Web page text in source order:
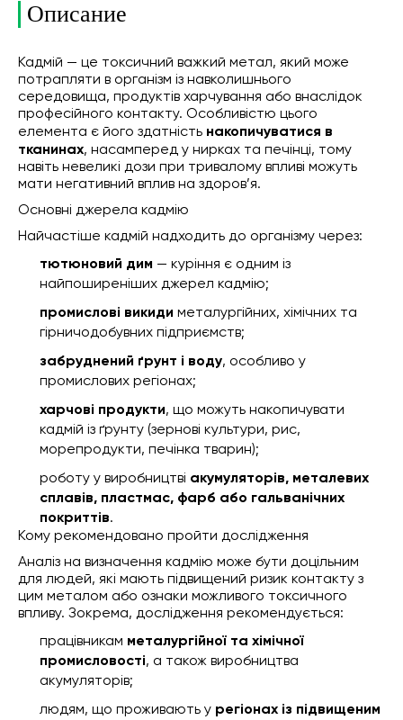
Описание
Кадмій — це токсичний важкий метал, який може
потрапляти в організм із навколишнього
середовища, продуктів харчування або внаслідок
професійного контакту. Особливістю цього
елемента є його здатність накопичуватися в
тканинах, насамперед у нирках та печінці, тому
навіть невеликі дози при тривалому впливі можуть
мати негативний вплив на здоров’я.
Основні джерела кадмію
Найчастіше кадмій надходить до організму через:
тютюновий дим — куріння є одним із
найпоширеніших джерел кадмію;
промислові викиди металургійних, хімічних та
гірничодобувних підприємств;
забруднений ґрунт і воду, особливо у
промислових регіонах;
харчові продукти, що можуть накопичувати
кадмій із ґрунту (зернові культури, рис,
морепродукти, печінка тварин);
роботу у виробництві акумуляторів, металевих
сплавів, пластмас, фарб або гальванічних
покриттів.
Кому рекомендовано пройти дослідження
Аналіз на визначення кадмію може бути доцільним
для людей, які мають підвищений ризик контакту з
цим металом або ознаки можливого токсичного
впливу. Зокрема, дослідження рекомендується:
працівникам металургійної та хімічної
промисловості, а також виробництва
акумуляторів;
людям, що проживають у регіонах із підвищеним